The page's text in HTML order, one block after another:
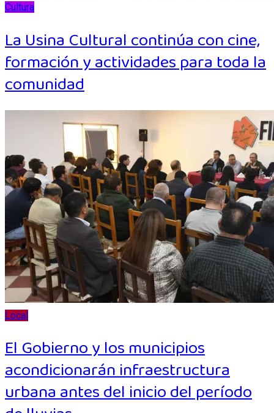
Cultura
La Usina Cultural continúa con cine,
formación y actividades para toda la
comunidad
Local
El Gobierno y los municipios
acondicionarán infraestructura
urbana antes del inicio del período